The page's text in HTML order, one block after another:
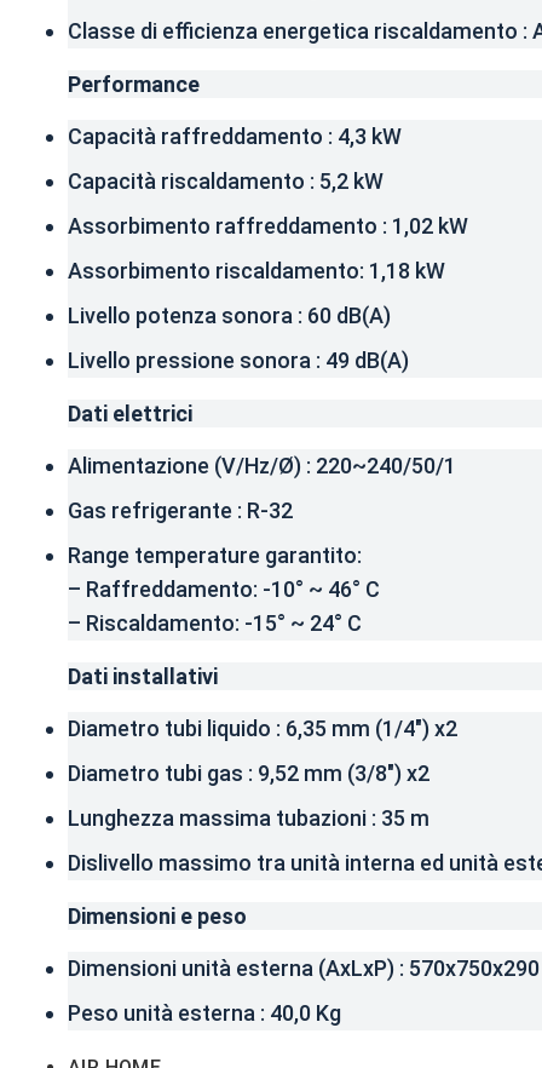
Classe di efficienza energetica riscaldamento :
Performance
Capacità raffreddamento : 4,3 kW
Capacità riscaldamento : 5,2 kW
Assorbimento raffreddamento : 1,02 kW
Assorbimento riscaldamento: 1,18 kW
Livello potenza sonora : 60 dB(A)
Livello pressione sonora : 49 dB(A)
Dati elettrici
Alimentazione (V/Hz/Ø) : 220~240/50/1
Gas refrigerante : R-32
Range temperature garantito:
– Raffreddamento: -10° ~ 46° C
– Riscaldamento: -15° ~ 24° C
Dati installativi
Diametro tubi liquido : 6,35 mm (1/4″) x2
Diametro tubi gas : 9,52 mm (3/8″) x2
Lunghezza massima tubazioni : 35 m
Dislivello massimo tra unità interna ed unità
Dimensioni e peso
Dimensioni unità esterna (AxLxP) :
Peso unità esterna : 40,0 Kg